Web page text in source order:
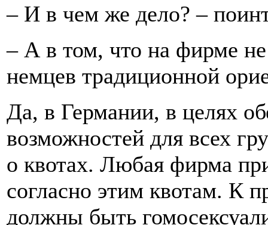
– И в чем же дело? –
– А в том, что на фирме
немцев традиционной
Да, в Германии, в целях
возможностей для всех
о квотах. Любая фирма
согласно этим квотам. К
должны быть